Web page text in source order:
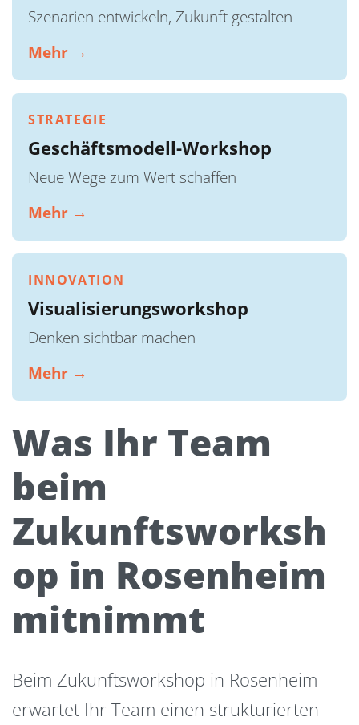
Szenarien entwickeln, Zukunft gestalten
Mehr →
STRATEGIE
Geschäftsmodell-Workshop
Neue Wege zum Wert schaffen
Mehr →
INNOVATION
Visualisierungsworkshop
Denken sichtbar machen
Mehr →
Was Ihr Team
beim
Zukunftsworksh
op in Rosenheim
mitnimmt
Beim Zukunftsworkshop in Rosenheim
erwartet Ihr Team einen strukturierten